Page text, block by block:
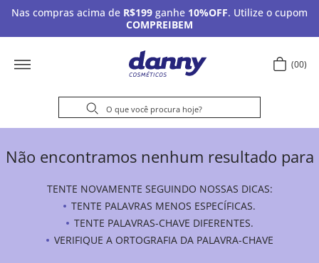
Nas compras acima de R$199 ganhe 10%OFF. Utilize o cupom
COMPREIBEM
00
Não encontramos nenhum resultado para
TENTE NOVAMENTE SEGUINDO NOSSAS DICAS:
TENTE PALAVRAS MENOS ESPECÍFICAS.
TENTE PALAVRAS-CHAVE DIFERENTES.
VERIFIQUE A ORTOGRAFIA DA PALAVRA-CHAVE